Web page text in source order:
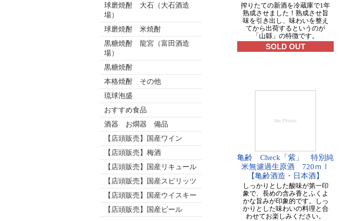
球磨焼酎 大石（大石酒造
場）
球磨焼酎 米焼酎
黒糖焼酎 龍宮（富田酒造
場）
黒糖焼酎
本格焼酎 その他
琉球泡盛
おすすめ食品
酒器 お燗器 備品
【店頭販売】国産ワイン
【店頭販売】梅酒
【店頭販売】国産リキュール
【店頭販売】国産スピリッツ
【店頭販売】国産ウイスキー
【店頭販売】国産ビール
搾りたての新酒を冷蔵庫で1年
熟成させました！熟成させ旨
味を引き出し、味わいを整え
てから出荷するというのが
「山縣」の特徴です。
SOLD OUT
No Photo
亀齢 Check「紫」 特別純
米無濾過生原酒 720ｍｌ
【亀齢酒造・日本酒】
しっかりとした酸味が第一印
象で、長めの含み香とふくよ
かな旨みが印象的です。しっ
かりとした味わいの料理と合
わせてお楽しみください。